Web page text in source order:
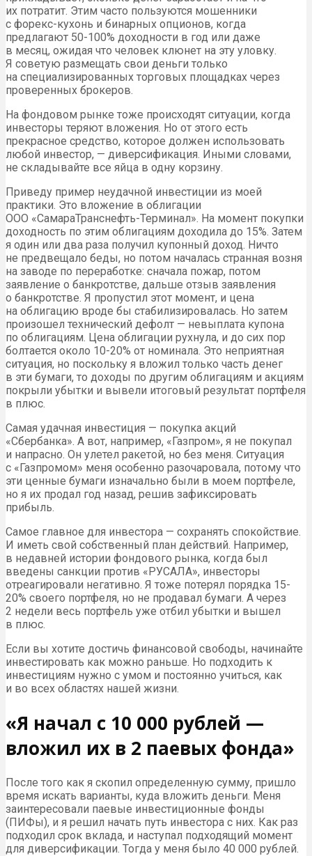
их потратит. Этим часто пользуются мошенники
с форекс-кухонь и бинарных опционов, когда
предлагают 50-100% доходности в год или даже
в месяц, ожидая что человек клюнет на эту уловку.
Я советую размещать свои деньги только
на специализированных торговых площадках через
проверенных брокеров.
На фондовом рынке тоже происходят ситуации, когда
инвесторы теряют вложения. Но от этого есть
прекрасное средство, которое должен использовать
любой инвестор, — диверсификация. Иными словами,
не складывайте все яйца в одну корзину.
Приведу пример неудачной инвестиции из моей
практики. Это вложение в облигации
ООО «СамараТранснефть-Терминал». На момент покупки
доходность по этим облигациям доходила до 15%. Затем
я один или два раза получил купонный доход. Ничто
не предвещало беды, но потом началась странная возня
на заводе по переработке: сначала пожар, потом
заявление о банкротстве, дальше отзыв заявления
о банкротстве. Я пропустил этот момент, и цена
на облигацию вроде бы стабилизировалась. Но затем
произошел технический дефолт — невыплата купона
по облигациям. Цена облигации рухнула, и до сих пор
болтается около 10-20% от номинала. Это неприятная
ситуация, но поскольку я вложил только часть денег
в эти бумаги, то доходы по другим облигациям и акциям
покрыли убытки и вывели итоговый результат портфеля
в плюс.
Самая удачная инвестиция — покупка акций
«Сбербанка». А вот, например, «Газпром», я не покупал
и напрасно. Он улетел ракетой, но без меня. Ситуация
с «Газпромом» меня особенно разочаровала, потому что
эти ценные бумаги изначально были в моем портфеле,
но я их продал год назад, решив зафиксировать
прибыль.
Самое главное для инвестора — сохранять спокойствие.
И иметь свой собственный план действий. Например,
в недавней истории фондового рынка, когда был
введены санкции против «РУСАЛА», инвесторы
отреагировали негативно. Я тоже потерял порядка 15-
20% своего портфеля, но не продавал бумаги. А через
2 недели весь портфель уже отбил убытки и вышел
в плюс.
Если вы хотите достичь финансовой свободы, начинайте
инвестировать как можно раньше. Но подходить к
инвестициям нужно с умом и постоянно учиться, как
и во всех областях нашей жизни.
«Я начал с 10 000 рублей —
вложил их в 2 паевых фонда»
После того как я скопил определенную сумму, пришло
время искать варианты, куда вложить деньги. Меня
заинтересовали паевые инвестиционные фонды
(ПИФы), и я решил начать путь инвестора с них. Как раз
подходил срок вклада, и наступал подходящий момент
для диверсификации. Тогда у меня было 40 000 рублей.